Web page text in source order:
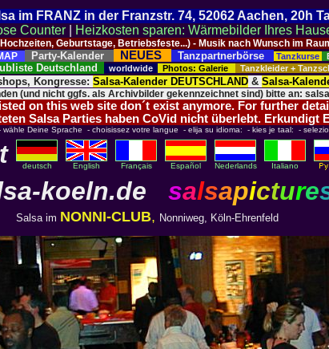
im FRANZ in der Franzstr. 74, 52062 Aachen, 20h
Counter
Heizkosten sparen: Wärmebilder Ihres
Geburtstage, Betriebsfeste...) - Musik nach Wunsch im
Party-Kalender NEUES Tanzpartnerbörse Tanzkurse
Deutschland worldwide Photos: Galerie Tanzkleider +
Kongresse: Salsa-Kalender DEUTSCHLAND & Salsa-
(und nicht ggfs. als Archivbilder gekennzeichnet sind) bitte an:
on this web site don´t exist anymore. For further
Salsa Parties haben CoVid nicht überlebt. Erkundigt
Deine Sprache - choisissez votre langue - elija su idioma: - kies je taal: -
deutsch English Français Español Nederlands Italiano
koeln.de salsapicture
Salsa im NONNI-CLUB, Nonniweg, Köln-Ehrenfeld